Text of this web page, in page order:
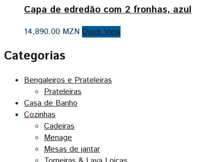
Capa de edredão com 2 fronhas, azul
14,890.00 MZN Quick View
Categorias
Bengaleiros e Prateleiras
Prateleiras
Casa de Banho
Cozinhas
Cadeiras
Menage
Mesas de jantar